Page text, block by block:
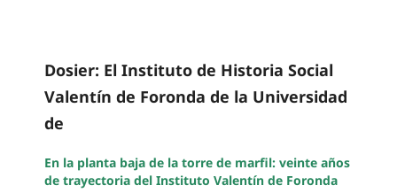
Dosier: El Instituto de Historia Social
Valentín de Foronda de la Universidad
de
En la planta baja de la torre de marfil: veinte años
de trayectoria del Instituto Valentín de Foronda